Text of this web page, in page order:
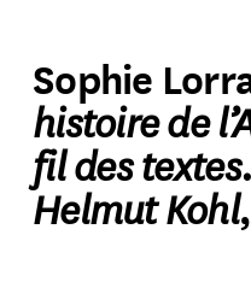
Sophie
histoire de
fil des
Helmut Kohl